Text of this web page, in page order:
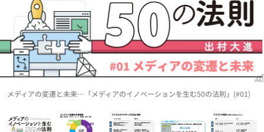
メディアの変遷と未来…「メディアのイノベーションを生む50の法則」(#01)